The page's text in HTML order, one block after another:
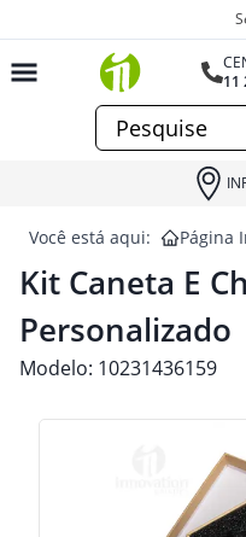
11
Você está aqui: Página
Kit Caneta E
Personalizado
Modelo: 10231436159